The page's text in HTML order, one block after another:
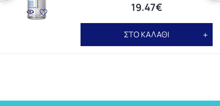
19.47€
ΣΤΟ ΚΑΛΑΘΙ